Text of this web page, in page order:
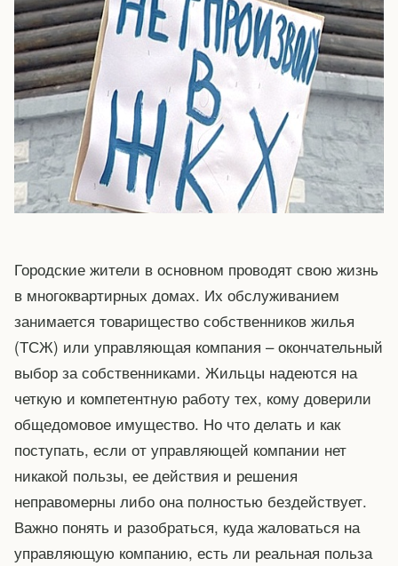
Городские жители в основном проводят свою жизнь
в многоквартирных домах. Их обслуживанием
занимается товарищество собственников жилья
(ТСЖ) или управляющая компания – окончательный
выбор за собственниками. Жильцы надеются на
четкую и компетентную работу тех, кому доверили
общедомовое имущество. Но что делать и как
поступать, если от управляющей компании нет
никакой пользы, ее действия и решения
неправомерны либо она полностью бездействует.
Важно понять и разобраться, куда жаловаться на
управляющую компанию, есть ли реальная польза